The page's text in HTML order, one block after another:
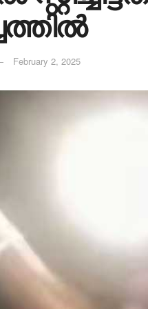
February 2, 2025